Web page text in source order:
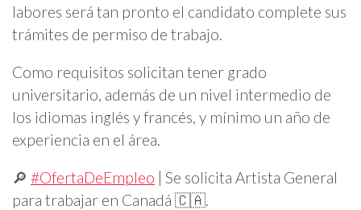
labores será tan pronto el candidato complete sus
trámites de permiso de trabajo.
Como requisitos solicitan tener grado
universitario, además de un nivel intermedio de
los idiomas inglés y francés, y mínimo un año de
experiencia en el área.
🔎 #OfertaDeEmpleo | Se solicita Artista General
para trabajar en Canadá 🇨🇦.